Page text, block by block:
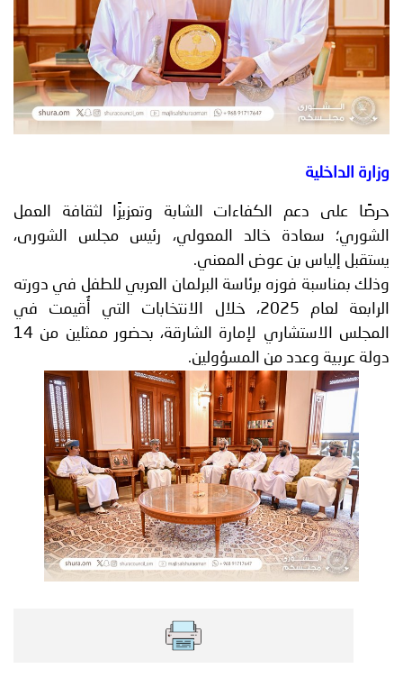
أصداء
الأمانة
إعلانات
من
نحن
اتصل
بنا
وزارة الداخلية
حرصًا على دعم الكفاءات الشابة وتعزيزًا لثقافة العمل
الشوري؛ سعادة خالد المعولي، رئيس مجلس الشورى،
يستقبل إلياس بن عوض المعني.
وذلك بمناسبة فوزه برئاسة البرلمان العربي للطفل في دورته
الرابعة لعام 2025، خلال الانتخابات التي أُقيمت في
المجلس الاستشاري لإمارة الشارقة، بحضور ممثلين من 14
دولة عربية وعدد من المسؤولين.